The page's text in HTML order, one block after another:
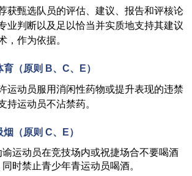
获甄选队员的评估、建议、报告和评核论
业判断以及足以恰当并实质地支持其建议
，作为依据。
育 （原则 B、 C、 E）
运动员服用消闲性药物或提升表现的违禁
持运动员不沾禁药。
烟 （原则 C、 E）
运动员在竞技场内或祝捷场合不要喝酒
时禁止青少年青运动员喝酒。